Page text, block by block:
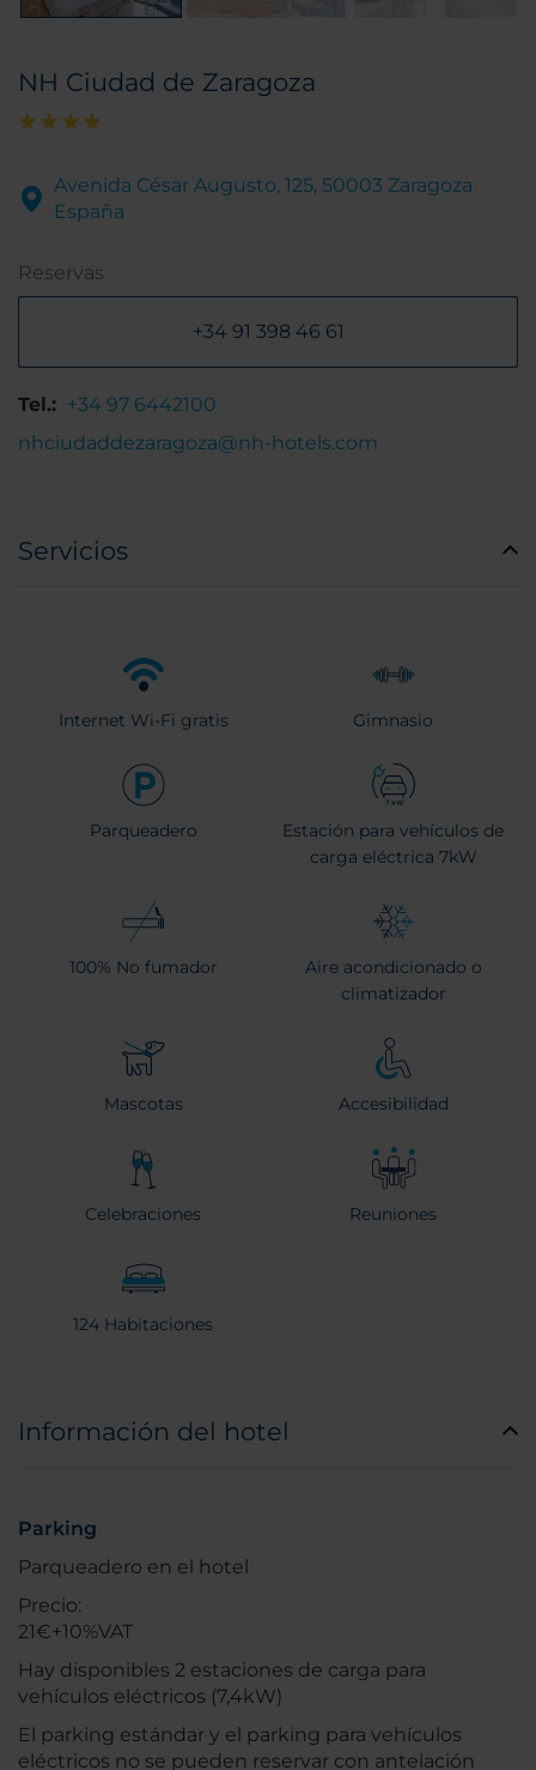
NH Ciudad de Zaragoza
Avenida César Augusto, 125, 50003 Zaragoza
España
Reservas
+34 91 398 46 61
Tel.: +34 97 6442100
nhciudaddezaragoza@nh-hotels.com
Servicios
Internet Wi-Fi gratis Gimnasio
Parqueadero
Estación para vehículos de
carga eléctrica 7kW
100% No fumador
Aire acondicionado o
climatizador
Mascotas Accesibilidad
Celebraciones Reuniones
124 Habitaciones
Información del hotel
Parking
Parqueadero en el hotel
Precio:
21€+10%VAT
Hay disponibles 2 estaciones de carga para
vehículos eléctricos (7,4kW)
El parking estándar y el parking para vehículos
eléctricos no se pueden reservar con antelación